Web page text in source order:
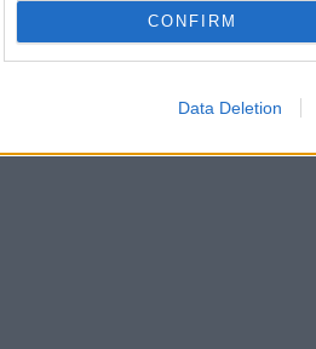
CONFIRM
Data Deletion